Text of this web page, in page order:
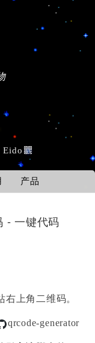
Eido
产品
- 一键代码
上角二维码。
qrcode-generator